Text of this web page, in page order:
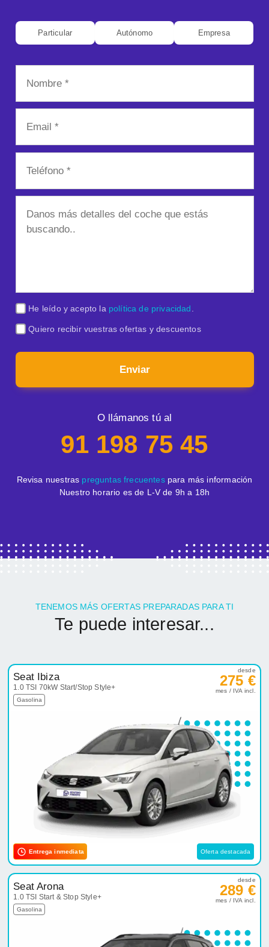
Particular Autónomo Empresa
He leído y acepto la política de privacidad.
Quiero recibir vuestras ofertas y descuentos
Enviar
O llámanos tú al
91 198 75 45
Revisa nuestras preguntas frecuentespara más información
Nuestro horario es de L-V de 9h a 18h
TENEMOS MÁS OFERTAS PREPARADAS PARA TI
Te puede interesar...
Seat Ibiza
1.0 TSI 70kW Start/Stop Style+
Gasolina
desde
275 €
mes / IVA incl.
Entrega inmediata Oferta destacada
Seat Arona
1.0 TSI Start & Stop Style+
Gasolina
desde
289 €
mes / IVA incl.